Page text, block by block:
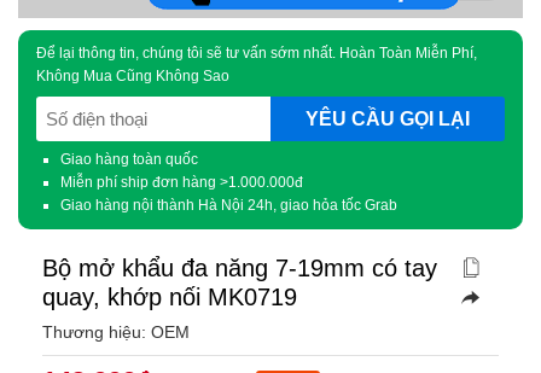
Để lại thông tin, chúng tôi sẽ tư vấn sớm nhất. Hoàn Toàn Miễn Phí,
Không Mua Cũng Không Sao
SĐT
(Required)
Giao hàng toàn quốc
Miễn phí ship đơn hàng >1.000.000đ
Giao hàng nội thành Hà Nội 24h, giao hỏa tốc Grab
Bộ mở khẩu đa năng 7-19mm có tay
quay, khớp nối MK0719
Thương hiệu: OEM